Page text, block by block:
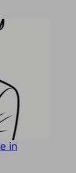
in